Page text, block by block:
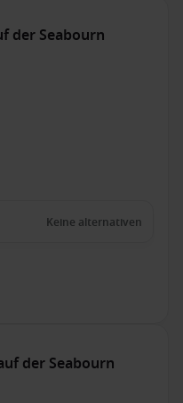
der Seabourn
Keine alternativen
der Seabourn